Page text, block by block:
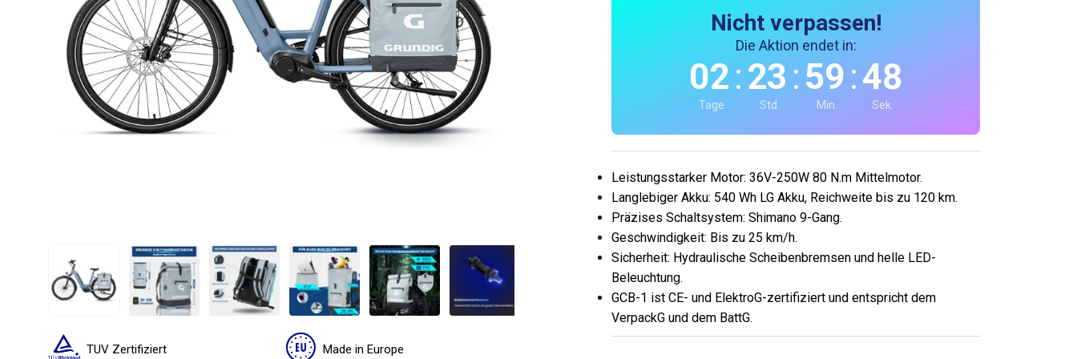
TUV Zertifiziert Made in Europe
Nicht verpassen!
Die Aktion endet in:
02:23 :59:45
Tage Std. Min. Sek.
Leistungsstarker Motor: 36V-250W 80 N.m Mittelmotor.
Langlebiger Akku: 540 Wh LG Akku, Reichweite bis zu 120 km.
Präzises Schaltsystem: Shimano 9-Gang.
Geschwindigkeit: Bis zu 25 km/h.
Sicherheit: Hydraulische Scheibenbremsen und helle LED-
Beleuchtung.
GCB-1 ist CE- und ElektroG-zertifiziert und entspricht dem
VerpackG und dem BattG.